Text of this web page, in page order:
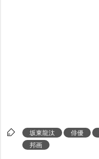
坂東龍汰 俳優
邦画